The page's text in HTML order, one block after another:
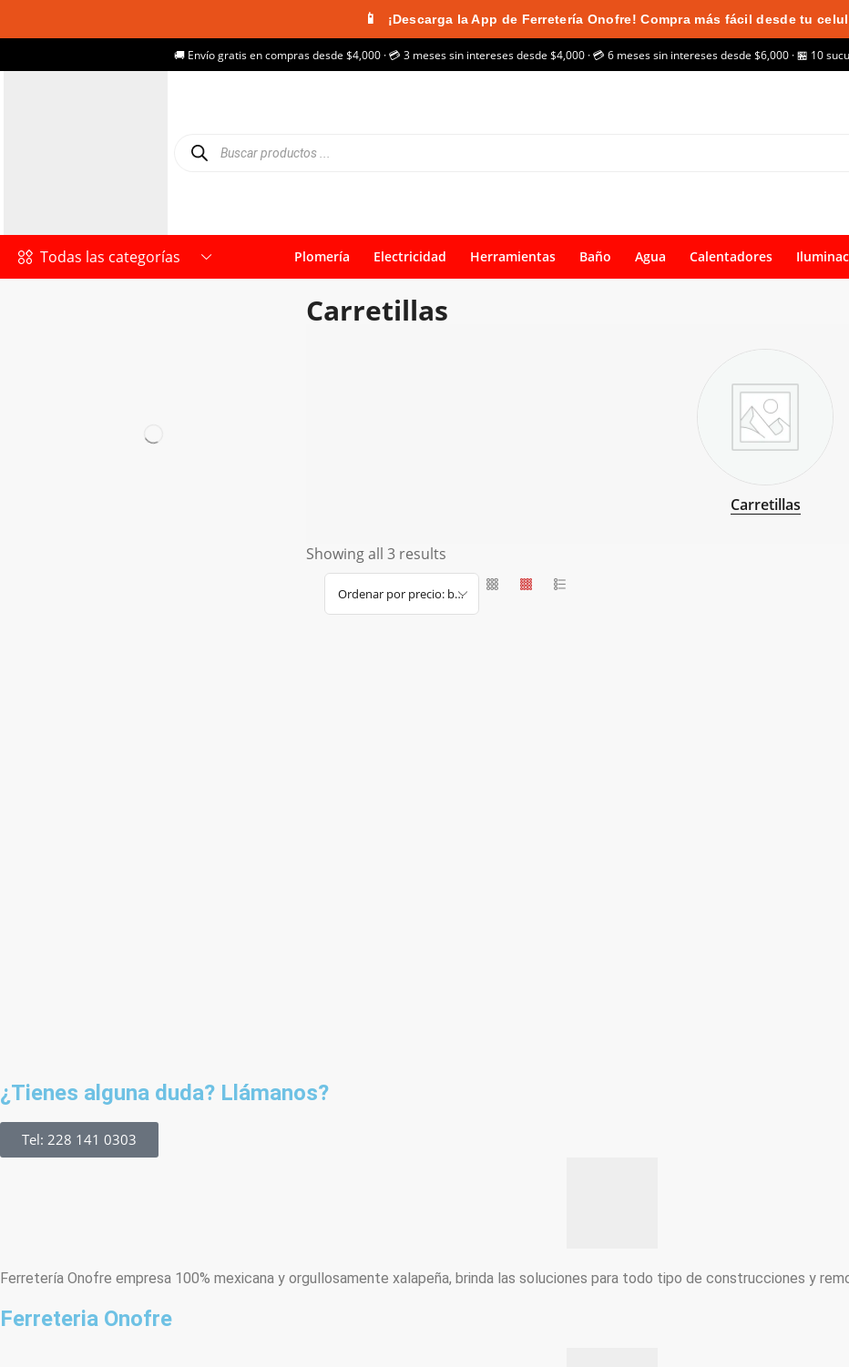
📱 ¡Descarga la App de Ferretería Onofre! Compra más fácil desde tu
🚚 Envío gratis en compras desde $4,000 · 💳 3 meses sin intereses desde $4,000 · 💳 6 meses sin intereses desde $6,000 · 🏪 10
Todas las categorías Plomería Electricidad Herramientas Baño Agua Calentadores
Carretillas
Carretillas
Showing all 3 results
¿Tienes alguna duda? Llámanos?
Tel: 228 141 0303
Ferretería Onofre empresa 100% mexicana y orgullosamente xalapeña, brinda las soluciones para todo tipo de construcciones y
Ferreteria Onofre